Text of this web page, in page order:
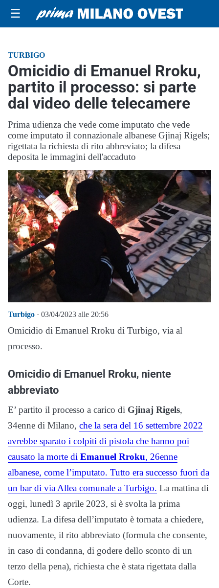
☰
TURBIGO
Omicidio di Emanuel Rroku,
partito il processo: si parte
dal video delle telecamere
Prima udienza che vede come imputato che vede
come imputato il connazionale albanese Gjinaj Rigels;
rigettata la richiesta di rito abbreviato; la difesa
deposita le immagini dell'accaduto
Turbigo · 03/04/2023 alle 20:56
Omicidio di Emanuel Rroku di Turbigo, via al
processo.
Omicidio di Emanuel Rroku, niente
abbreviato
E’ partito il processo a carico di Gjinaj Rigels,
34enne di Milano, che la sera del 16 settembre 2022
avrebbe sparato i colpiti di pistola che hanno poi
causato la morte di Emanuel Rroku, 26enne
albanese, come l’imputato. Tutto era successo fuori da
un bar di via Allea comunale a Turbigo. La mattina di
oggi, lunedì 3 aprile 2023, si è svolta la prima
udienza. La difesa dell’imputato è tornata a chiedere,
nuovamente, il rito abbreviato (formula che consente,
in caso di condanna, di godere dello sconto di un
terzo della pena), richiesta che è stata rigettata dalla
Corte.